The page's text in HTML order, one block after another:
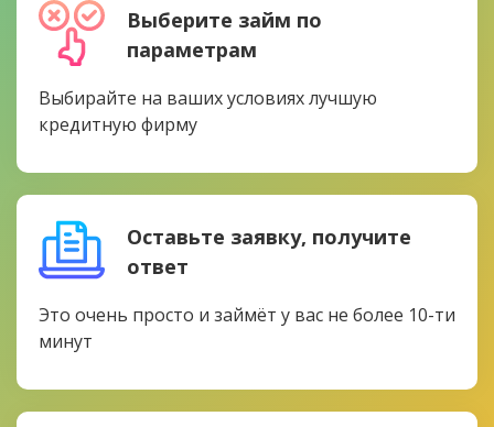
Выберите займ по
параметрам
Выбирайте на ваших условиях лучшую
кредитную фирму
Оставьте заявку, получите
ответ
Это очень просто и займёт у вас не более 10-ти
минут